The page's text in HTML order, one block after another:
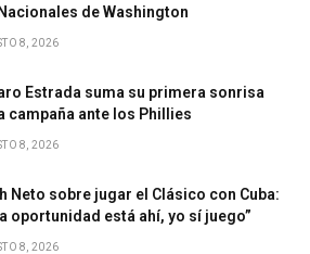
de Washington
8, 2026
Estrada suma su primera sonrisa
campaña ante los Phillies
8, 2026
Neto sobre jugar el Clásico con Cuba:
oportunidad está ahí, yo sí juego”
8, 2026